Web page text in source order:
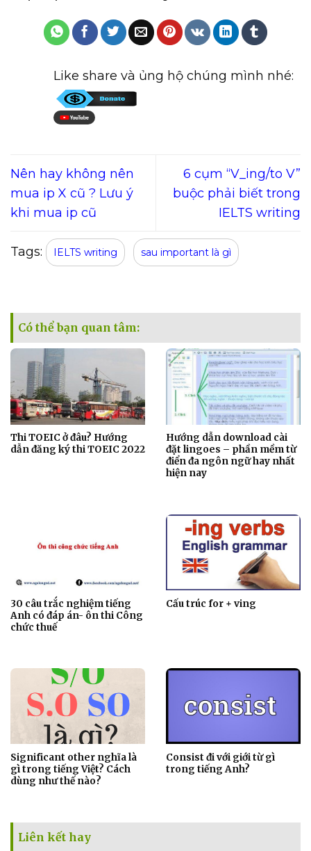
Like share và ủng hộ chúng mình nhé:
Nên hay không nên
mua ip X cũ ? Lưu ý
khi mua ip cũ
6 cụm “V_ing/to V”
buộc phải biết trong
IELTS writing
Tags: IELTS writing sau important là gì
Có thể bạn quan tâm:
Thi TOEIC ở đâu? Hướng
dẫn đăng ký thi TOEIC 2022
Hướng dẫn download cài
đặt lingoes – phần mềm từ
điển đa ngôn ngữ hay nhất
hiện nay
30 câu trắc nghiệm tiếng
Anh có đáp án- ôn thi Công
chức thuế
Cấu trúc for + ving
Significant other nghĩa là
gì trong tiếng Việt? Cách
dùng như thế nào?
Consist đi với giới từ gì
trong tiếng Anh?
Liên kết hay